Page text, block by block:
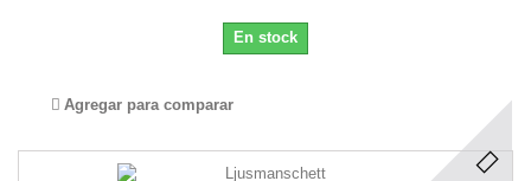
En stock
Agregar para comparar